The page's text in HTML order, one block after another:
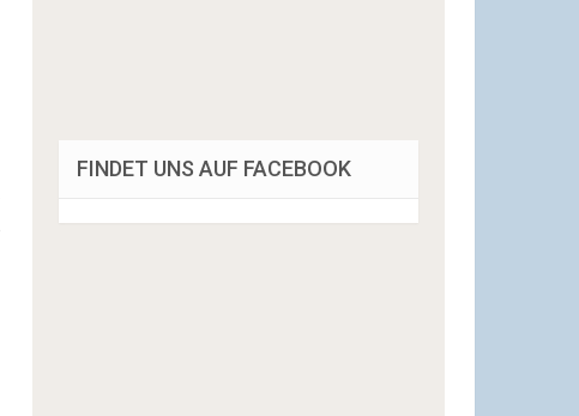
FINDET UNS AUF FACEBOOK